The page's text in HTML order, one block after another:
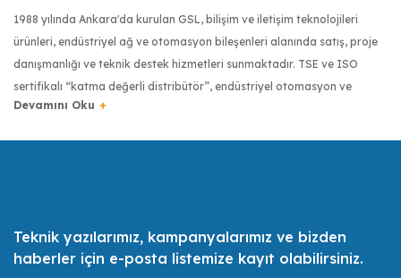
1988 yılında Ankara'da kurulan GSL, bilişim ve iletişim teknolojileri
ürünleri, endüstriyel ağ ve otomasyon bileşenleri alanında satış, proje
danışmanlığı ve teknik destek hizmetleri sunmaktadır. TSE ve ISO
sertifikalı “katma değerli distribütör”, endüstriyel otomasyon ve
haberleşme sektöründe dünyanın önde gelen üreticilerinin ürünlerini
Türkiye bilişim sektörünün ilk 500 bilişim şirketinden biri olan GSL,
uzman sertifikalı mühendis kadrosuyla müşterilerinin ihtiyaçlarını en iyi
Teknik yazılarımız, kampanyalarımız ve bizden
haberler için e-posta listemize kayıt olabilirsiniz.